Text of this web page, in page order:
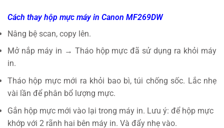
Cách thay hộp mực máy in Canon MF269DW
Nâng bệ scan, copy lên.
Mở nắp máy in → Tháo hộp mực đã sử dụng ra khỏi máy
in.
Tháo hộp mực mới ra khỏi bao bì, túi chống sốc. Lắc nhẹ
vài lần để phân bổ lượng mực.
Gắn hộp mực mới vào lại trong máy in. Lưu ý: để hộp mực
khớp với 2 rãnh hai bên máy in. Và đẩy nhẹ vào.